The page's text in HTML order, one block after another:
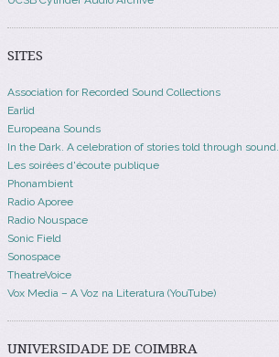
SITES
Association for Recorded Sound Collections
Earlid
Europeana Sounds
In the Dark. A celebration of stories told through sound.
Les soirées d'écoute publique
Phonambient
Radio Aporee
Radio Nouspace
Sonic Field
Sonospace
TheatreVoice
Vox Media – A Voz na Literatura (YouTube)
UNIVERSIDADE DE COIMBRA